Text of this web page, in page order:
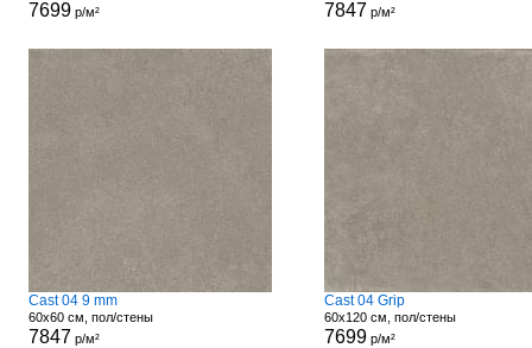
7699р/м² 7847 р/м²
Cast 04 9 mm
60x60 см, пол/стены
7847 р/м²
Cast 04 Grip
60x120 см, пол/стены
7699р/м²